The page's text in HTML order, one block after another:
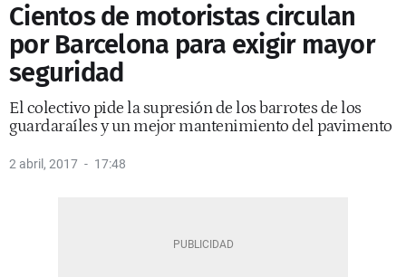
Cientos de motoristas circulan
por Barcelona para exigir mayor
seguridad
El colectivo pide la supresión de los barrotes de los
guardaraíles y un mejor mantenimiento del pavimento
2 abril, 2017 17:48